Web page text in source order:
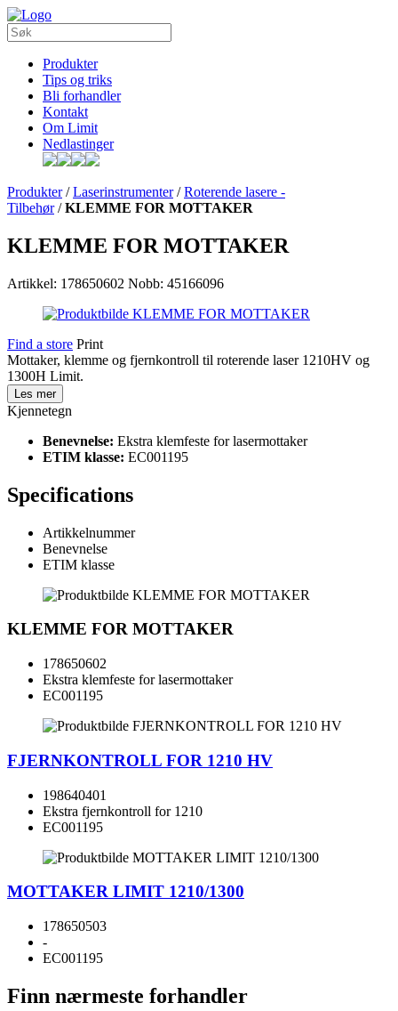
Produkter
Tips og triks
Bli forhandler
Kontakt
Om Limit
Nedlastinger
Produkter/Laserinstrumenter/Roterende lasere -
Tilbehør/KLEMME FOR MOTTAKER
KLEMME FOR MOTTAKER
Artikkel: 178650602 Nobb: 45166096
Find a store Print
Mottaker, klemme og fjernkontroll til roterende laser 1210HV og
1300H Limit.
Les mer
Kjennetegn
Benevnelse: Ekstra klemfeste for lasermottaker
ETIM klasse: EC001195
Specifications
Artikkelnummer
Benevnelse
ETIM klasse
KLEMME FOR MOTTAKER
178650602
Ekstra klemfeste for lasermottaker
EC001195
FJERNKONTROLL FOR 1210 HV
198640401
Ekstra fjernkontroll for 1210
EC001195
MOTTAKER LIMIT 1210/1300
178650503
-
EC001195
Finn nærmeste forhandler